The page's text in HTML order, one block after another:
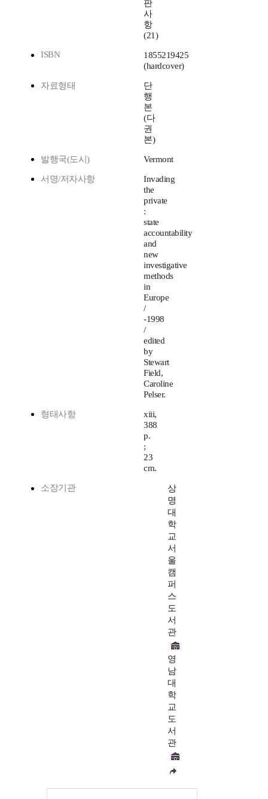
판
사
항
(21)
ISBN
1855219425
(hardcover)
자료형태
단
행
본
(다
권
본)
발행국(도시) Vermont
서명/저자사항
Invading
the
private
:
state
accountability
and
new
investigative
methods
in
Europe
/
-1998
/
edited
by
Stewart
Field,
Caroline
Pelser.
형태사항
xiii,
388
p.
;
23
cm.
소장기관
상
명
대
학
교
서
울
캠
퍼
스
도
서
관
영
남
대
학
교
도
서
관